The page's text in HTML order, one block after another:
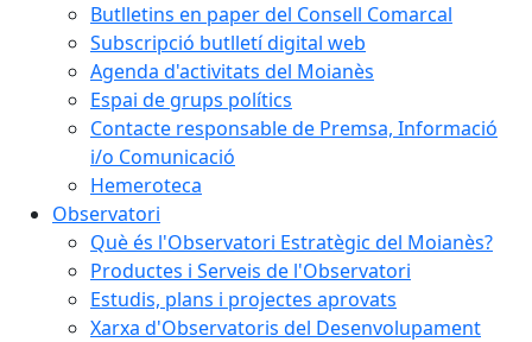
Butlletins en paper del Consell Comarcal
Subscripció butlletí digital web
Agenda d'activitats del Moianès
Espai de grups polítics
Contacte responsable de Premsa, Informació
i/o Comunicació
Hemeroteca
Observatori
Què és l'Observatori Estratègic del Moianès?
Productes i Serveis de l'Observatori
Estudis, plans i projectes aprovats
Xarxa d'Observatoris del Desenvolupament